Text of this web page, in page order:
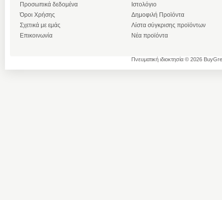
Προσωπικά δεδομένα
Όροι Χρήσης
Σχετικά με εμάς
Επικοινωνία
Ιστολόγιο
Δημοφιλή Προϊόντα
Λίστα σύγκρισης προϊόντων
Νέα προϊόντα
Πνευματική ιδιοκτησία © 2026